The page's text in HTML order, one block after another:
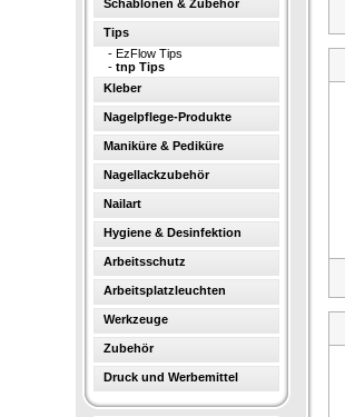
Schablonen & Zubehör
Tips
- EzFlow Tips
- tnp Tips
Kleber
Nagelpflege-Produkte
Maniküre & Pediküre
Nagellackzubehör
Nailart
Hygiene & Desinfektion
Arbeitsschutz
Arbeitsplatzleuchten
Werkzeuge
Zubehör
Druck und Werbemittel